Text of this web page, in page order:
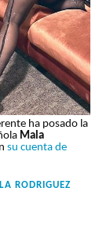
ha posado la
Mala
su cuenta de
RODRIGUEZ